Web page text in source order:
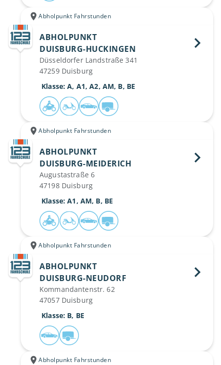
Abholpunkt Fahrstunden
ABHOLPUNKT
DUISBURG-HUCKINGEN
Düsseldorfer Landstraße 341
47259 Duisburg
Klasse: A, A1, A2, AM, B, BE
Abholpunkt Fahrstunden
ABHOLPUNKT
DUISBURG-MEIDERICH
Augustastraße 6
47198 Duisburg
Klasse: A1, AM, B, BE
Abholpunkt Fahrstunden
ABHOLPUNKT
DUISBURG-NEUDORF
Kommandantenstr. 62
47057 Duisburg
Klasse: B, BE
Abholpunkt Fahrstunden